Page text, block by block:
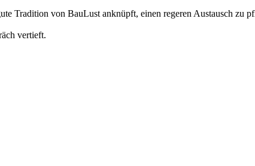
Tradition von BauLust anknüpft, einen regeren Austausch zu
vertieft.